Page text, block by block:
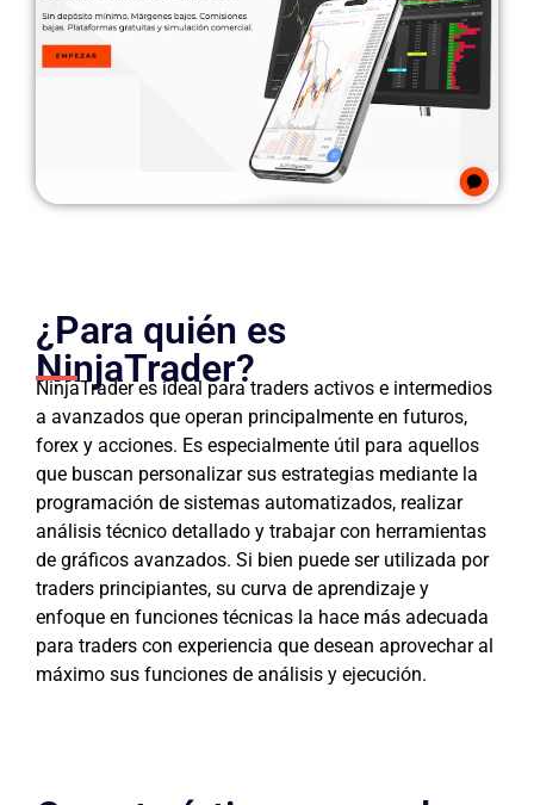
¿Para quién es
NinjaTrader?
NinjaTrader es ideal para traders activos e intermedios
a avanzados que operan principalmente en futuros,
forex y acciones. Es especialmente útil para aquellos
que buscan personalizar sus estrategias mediante la
programación de sistemas automatizados, realizar
análisis técnico detallado y trabajar con herramientas
de gráficos avanzados. Si bien puede ser utilizada por
traders principiantes, su curva de aprendizaje y
enfoque en funciones técnicas la hace más adecuada
para traders con experiencia que desean aprovechar al
máximo sus funciones de análisis y ejecución.